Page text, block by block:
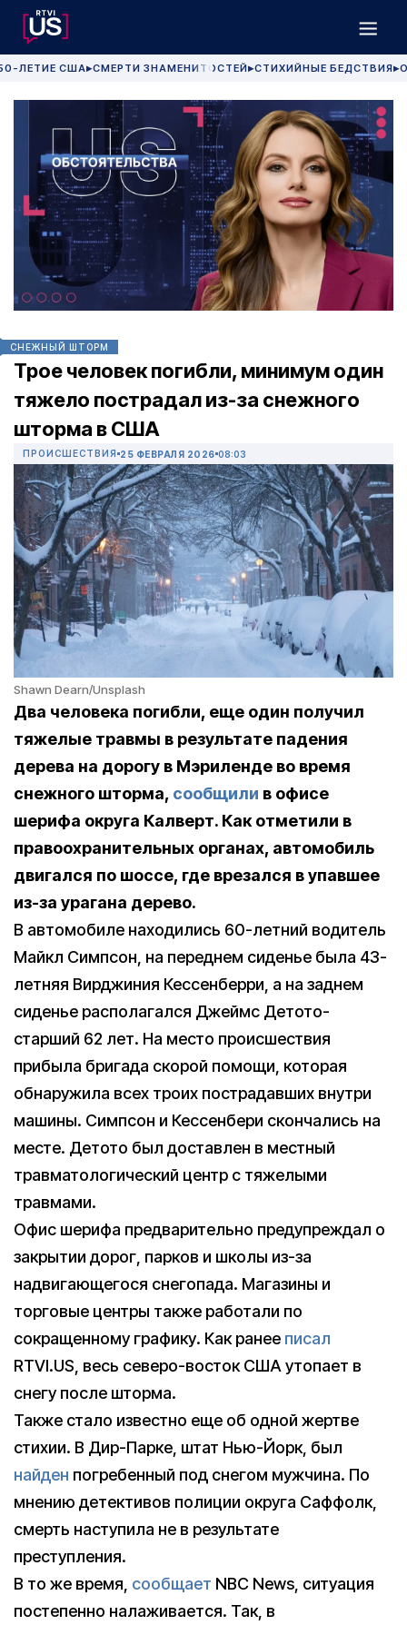
ЛЕТИЕ США▶СМЕРТИ ЗНАМЕНИТОСТЕЙ▶СТИХИЙНЫЕ БЕДСТВИЯ▶
СНЕЖНЫЙ ШТОРМ
Трое человек погибли, минимум один
тяжело пострадал из-за снежного
шторма в США
ПРОИСШЕСТВИЯ 25 ФЕВРАЛЯ 2026 08:03
Shawn Dearn/Unsplash
Два человека погибли, еще один получил
тяжелые травмы в результате падения
дерева на дорогу в Мэриленде во время
снежного шторма, сообщили в офисе
шерифа округа Калверт. Как отметили в
правоохранительных органах, автомобиль
двигался по шоссе, где врезался в упавшее
из-за урагана дерево.
В автомобиле находились 60-летний водитель
Майкл Симпсон, на переднем сиденье была 43-
летняя Вирджиния Кессенберри, а на заднем
сиденье располагался Джеймс Детото-
старший 62 лет. На место происшествия
прибыла бригада скорой помощи, которая
обнаружила всех троих пострадавших внутри
машины. Симпсон и Кессенбери скончались на
месте. Детото был доставлен в местный
травматологический центр с тяжелыми
травмами.
Офис шерифа предварительно предупреждал о
закрытии дорог, парков и школы из-за
надвигающегося снегопада. Магазины и
торговые центры также работали по
сокращенному графику. Как ранее писал
RTVI.US, весь северо-восток США утопает в
снегу после шторма.
Также стало известно еще об одной жертве
стихии. В Дир-Парке, штат Нью-Йорк, был
найден погребенный под снегом мужчина. По
мнению детективов полиции округа Саффолк,
смерть наступила не в результате
преступления.
В то же время, сообщает NBС News, ситуация
постепенно налаживается. Так, в